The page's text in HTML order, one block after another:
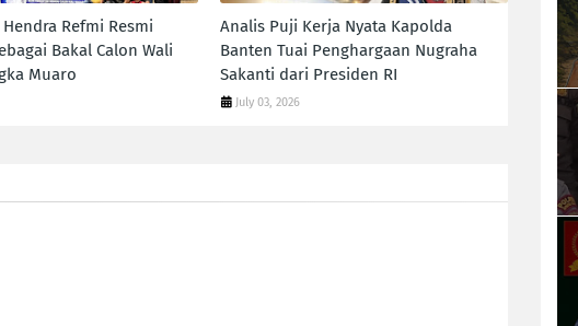
Refmi Resmi
Bakal Calon Wali
Muaro
Analis Puji Kerja Nyata Kapolda
Banten Tuai Penghargaan Nugraha
Sakanti dari Presiden RI
July 03, 2026